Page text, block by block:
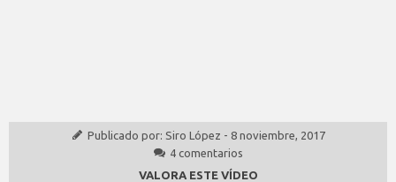
Publicado por: Siro López - 8 noviembre, 2017
4 comentarios
VALORA ESTE VÍDEO